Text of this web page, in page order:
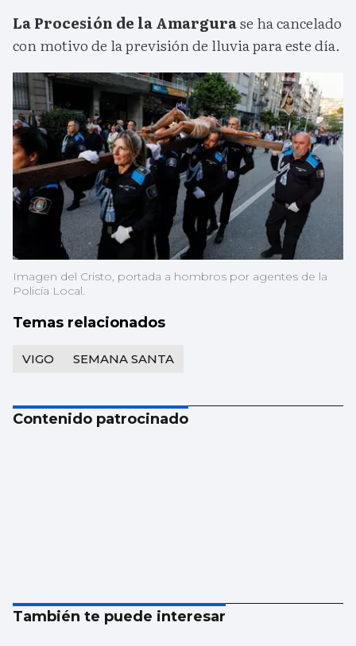
La Procesión de la Amargurase ha cancelado
con motivo de la previsión de lluvia para este día.
Imagen del Cristo, portada a hombros por agentes de la
Policía Local.
Temas relacionados
VIGO SEMANA SANTA
Contenido patrocinado
También te puede interesar